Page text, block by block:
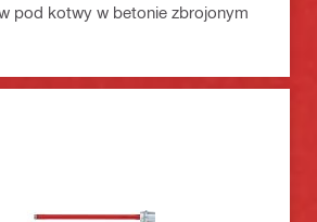
pod kotwy w betonie zbrojonym